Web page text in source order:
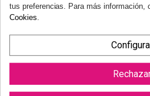
Medidor de anillos
tus preferencias. Para más información,
Cookies